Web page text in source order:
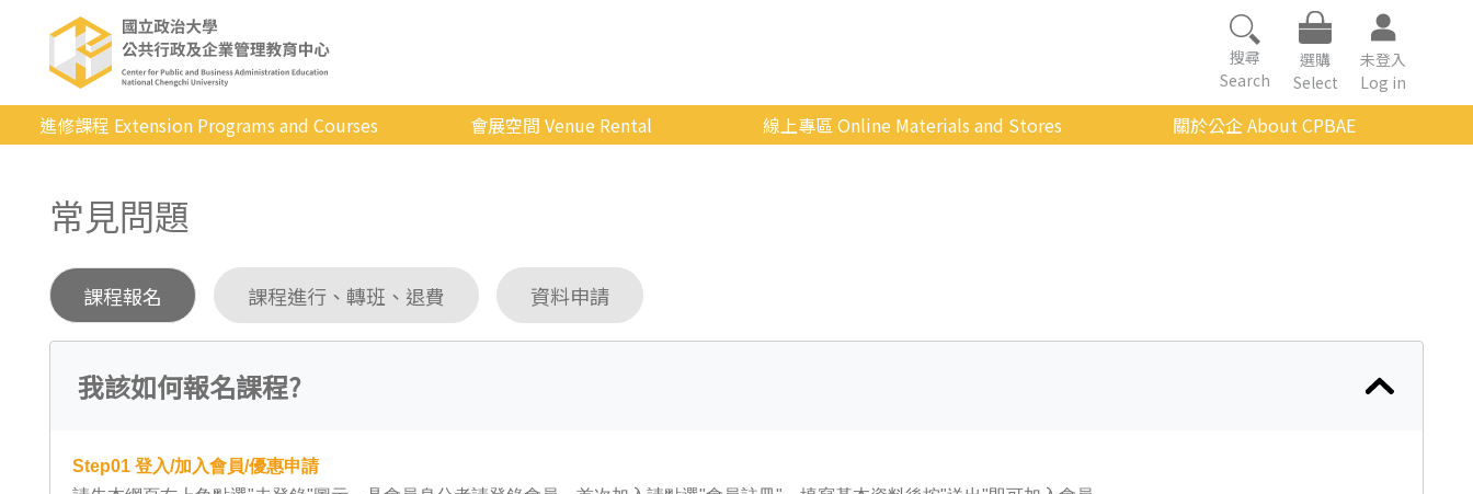
搜尋
Search
選購
Select
未登入
Log in
進修課程 Extension Programs and Courses
專業/學分
商管/永續
科技/生活
健康運動
日韓語
會展空間 Venue Rental
使用辦法
會展快訊
線上專區 Online Materials and Stores
關於公企 About CPBAE
影音公企
常見問題
課程報名 課程進行、轉班、退費 資料申請
我該如何報名課程?
Step01 登入/加入會員/優惠申請